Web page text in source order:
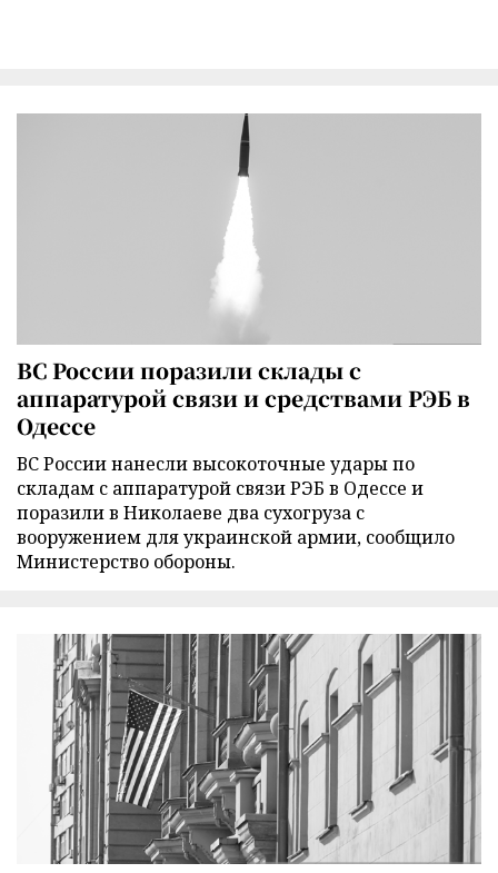
ВС России поразили склады с
аппаратурой связи и средствами РЭБ в
Одессе
ВС России нанесли высокоточные удары по
складам с аппаратурой связи РЭБ в Одессе и
поразили в Николаеве два сухогруза с
вооружением для украинской армии, сообщило
Министерство обороны.